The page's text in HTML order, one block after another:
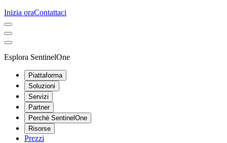
Inizia oraContattaci
Esplora SentinelOne
Piattaforma
Soluzioni
Servizi
Partner
Perché SentinelOne
Risorse
Prezzi